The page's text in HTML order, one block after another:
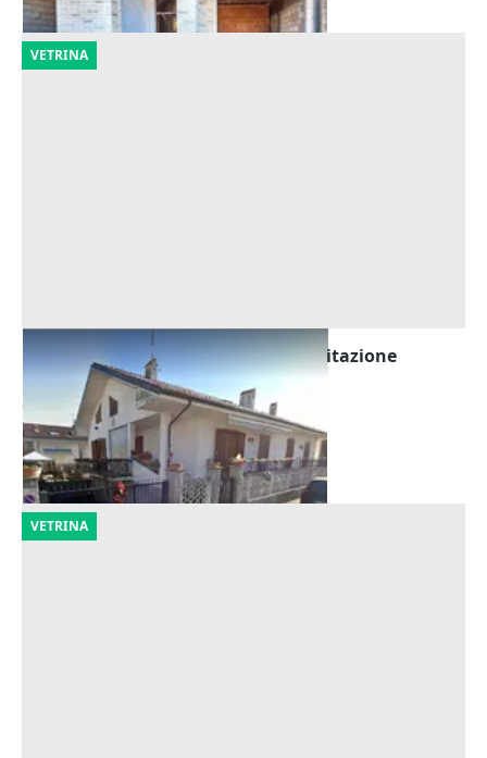
VETRINA
Asta Quota di nuda proprietà di abitazione
Vinovo (Torino)
Offerta minima
84.686 €
22/09/2026
VETRINA